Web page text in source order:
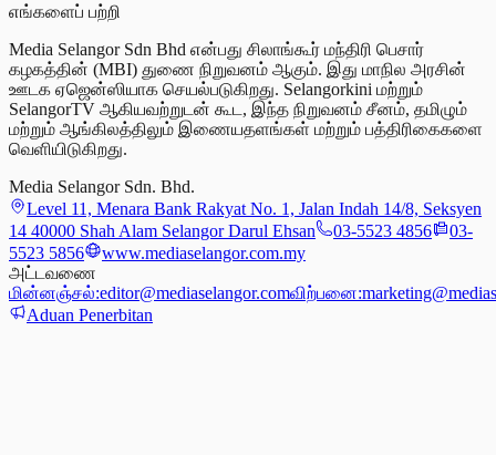
எங்களைப் பற்றி
Media Selangor Sdn Bhd என்பது சிலாங்கூர் மந்திரி பெசார்
கழகத்தின் (MBI) துணை நிறுவனம் ஆகும். இது மாநில அரசின்
ஊடக ஏஜென்ஸியாக செயல்படுகிறது. Selangorkini மற்றும்
SelangorTV ஆகியவற்றுடன் கூட, இந்த நிறுவனம் சீனம், தமிழும்
மற்றும் ஆங்கிலத்திலும் இணையதளங்கள் மற்றும் பத்திரிகைகளை
வெளியிடுகிறது.
Media Selangor Sdn. Bhd.
Level 11, Menara Bank Rakyat No. 1, Jalan Indah 14/8, Seksyen
14 40000 Shah Alam Selangor Darul Ehsan
03-5523 4856
03-
5523 5856
www.mediaselangor.com.my
அட்டவணை
மின்னஞ்சல்:editor@mediaselangor.comவிற்பனை:
Aduan Penerbitan